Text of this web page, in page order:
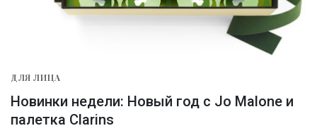
ДЛЯ ЛИЦА
Новинки недели: Новый год с Jo Malone и
палетка Clarins